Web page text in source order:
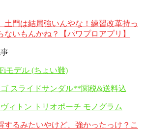
土門は結局強いんやな！練習改革持っ
ないもんかね？【パワプロアプリ】
モデル (ちょい難)
ゴ スライドサンダル**関税&送料込
ィトン トリオポーチ モノグラム
するみたいやけど、強かったっけ？こ